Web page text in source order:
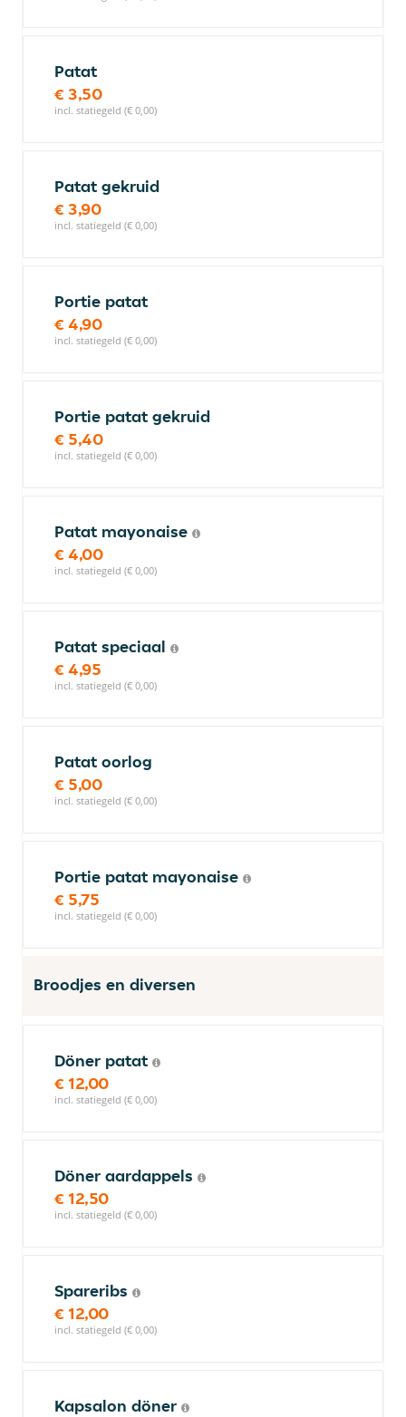
Patat
€ 3,50
incl. statiegeld (€ 0,00)
Patat gekruid
€ 3,90
incl. statiegeld (€ 0,00)
Portie patat
€ 4,90
incl. statiegeld (€ 0,00)
Portie patat gekruid
€ 5,40
incl. statiegeld (€ 0,00)
Patat mayonaise
€ 4,00
incl. statiegeld (€ 0,00)
Patat speciaal
€ 4,95
incl. statiegeld (€ 0,00)
Patat oorlog
€ 5,00
incl. statiegeld (€ 0,00)
Portie patat mayonaise
€ 5,75
incl. statiegeld (€ 0,00)
Broodjes en diversen
Döner patat
€ 12,00
incl. statiegeld (€ 0,00)
Döner aardappels
€ 12,50
incl. statiegeld (€ 0,00)
Spareribs
€ 12,00
incl. statiegeld (€ 0,00)
Kapsalon döner